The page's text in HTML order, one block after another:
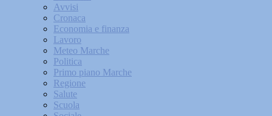
Avvisi
Cronaca
Economia e finanza
Lavoro
Meteo Marche
Politica
Primo piano Marche
Regione
Salute
Scuola